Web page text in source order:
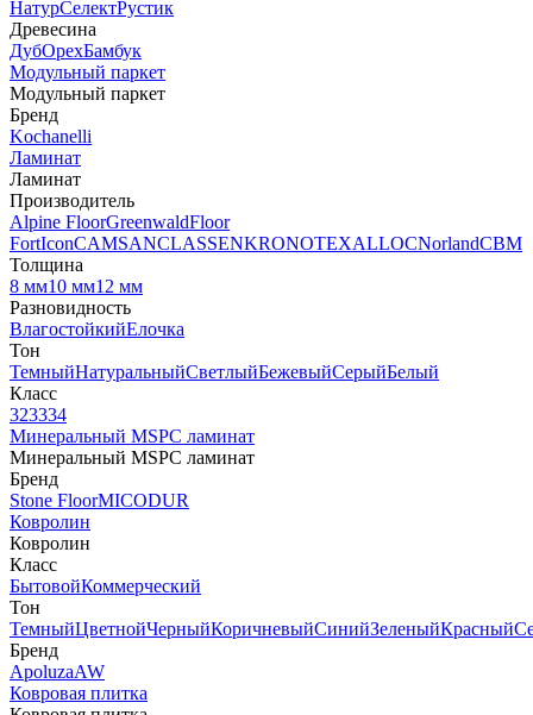
НатурСелектРустик
Древесина
ДубОрехБамбук
Модульный паркет
Модульный паркет
Бренд
Kochanelli
Ламинат
Ламинат
Производитель
Alpine FloorGreenwaldFloor
FortIconCAMSANCLASSENKRONOTEXALLOCNorlandCBM
Толщина
8 мм10 мм12 мм
Разновидность
ВлагостойкийЕлочка
Тон
ТемныйНатуральныйСветлыйБежевыйСерыйБелый
Класс
323334
Минеральный MSPC ламинат
Минеральный MSPC ламинат
Бренд
Stone FloorMICODUR
Ковролин
Ковролин
Класс
БытовойКоммерческий
Тон
ТемныйЦветнойЧерныйКоричневыйСинийЗеленыйКрасный
Бренд
ApoluzaAW
Ковровая плитка